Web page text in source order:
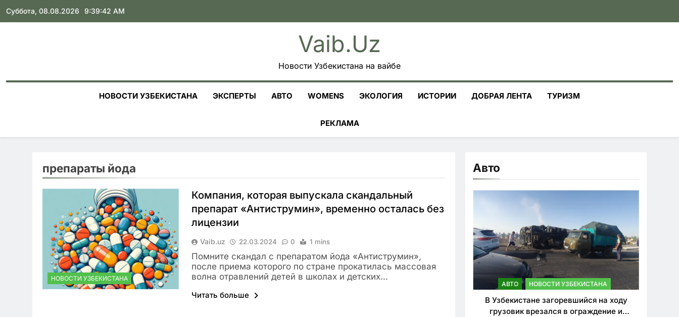
Skip
Суббота, 08.08.2026 9:39:43 AM
Vaib.uz
Новости Узбекистана на вайбе
НОВОСТИ УЗБЕКИСТАНА ЭКСПЕРТЫ АВТО WOMENS ЭКОЛОГИЯ ИСТОРИИ ДОБРАЯ ЛЕНТА ТУРИЗМ
РЕКЛАМА
препараты йода
НОВОСТИ УЗБЕКИСТАНА
Компания, которая выпускала скандальный
препарат «Антиструмин», временно осталась без
лицензии
Vaib.uz 22.03.2024 0 1 mins
Помните скандал с препаратом йода «Антиструмин»,
после приема которого по стране прокатилась массовая
волна отравлений детей в школах и детских…
Читать больше
Авто
АВТО НОВОСТИ УЗБЕКИСТАНА
В Узбекистане загоревшийся на ходу
грузовик врезался в ограждение и